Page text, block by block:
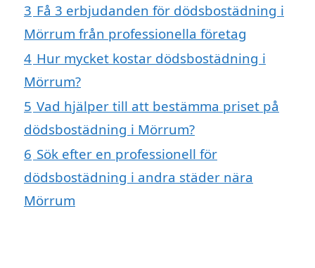
3 Få 3 erbjudanden för dödsbostädning i
Mörrum från professionella företag
4 Hur mycket kostar dödsbostädning i
Mörrum?
5 Vad hjälper till att bestämma priset på
dödsbostädning i Mörrum?
6 Sök efter en professionell för
dödsbostädning i andra städer nära
Mörrum